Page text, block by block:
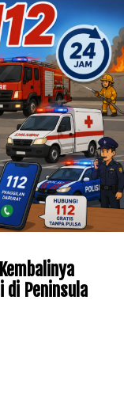
di Peninsula